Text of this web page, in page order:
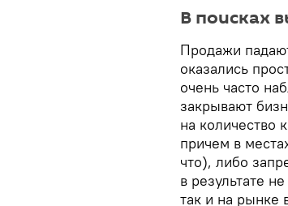
В поисках
Продажи
оказались
очень часто
закрывают
на количество
причем в
что), либо
в результате
так и на рынке